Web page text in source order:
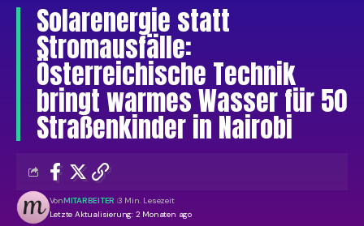
Solarenergie statt
Stromausfälle:
Österreichische Technik
bringt warmes Wasser für 50
Straßenkinder in Nairobi
Letzte Aktualisierung: 2 Monaten ago
VonMITARBEITER 3 Min. Lesezeit